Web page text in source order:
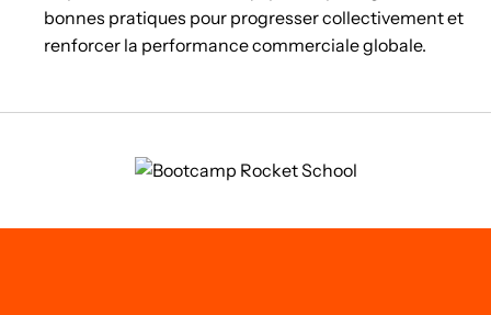
bonnes pratiques pour progresser collectivement et
renforcer la performance commerciale globale.